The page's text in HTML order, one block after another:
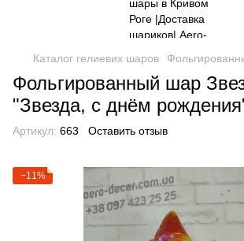
Каталог гелиевих шаров
Фольгированный шар
"Звезда, с днём
Артикул: 663 Оставить отзыв
−11%